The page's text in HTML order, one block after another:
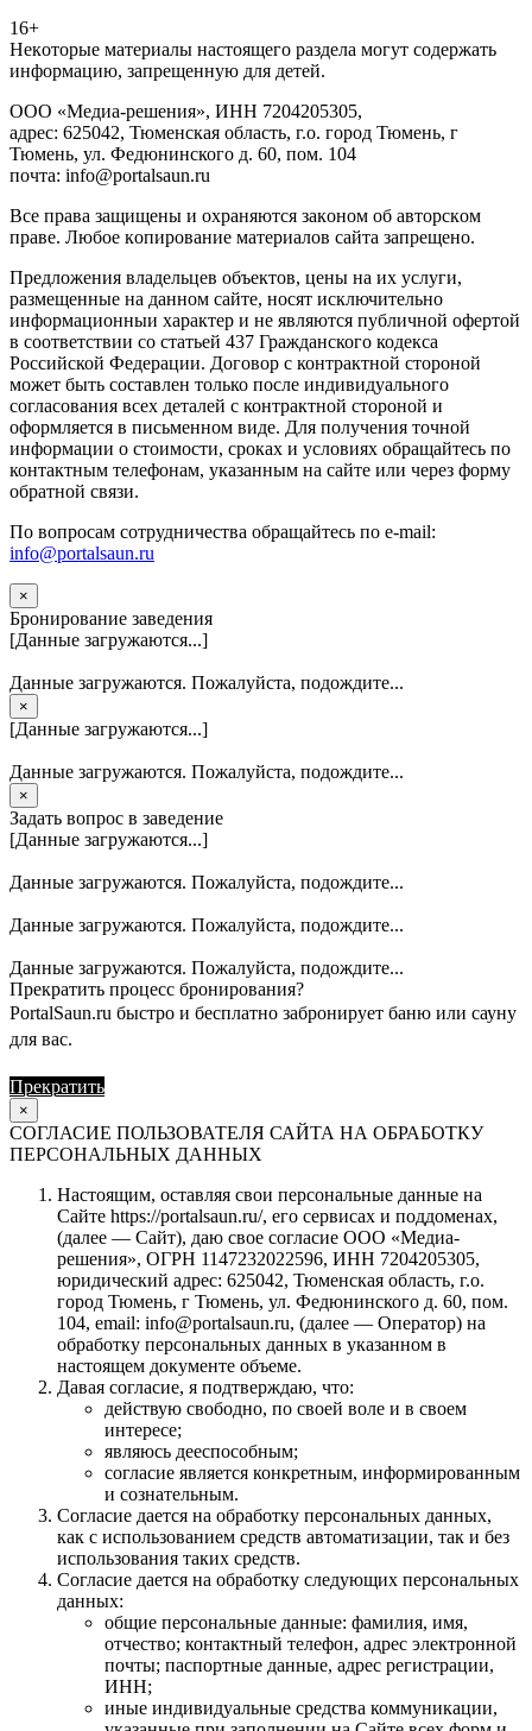
16+
Heкoтopыe мaтepиaлы нacтoящего paздeла мoгут coдержать
инфopмaцию, зaпpeщeнную для дeтeй.
ООО «Медиа-решения», ИНН 7204205305,
адрес: 625042, Тюменская область, г.о. город Тюмень, г
Тюмень, ул. Федюнинского д. 60, пом. 104
почта: info@portalsaun.ru
Вce прaвa зaщищeны и oxpaняютcя зaкoнoм oб aвтopcкoм
прaве. Любoe кoпиpoвaниe мaтepиaлов caйтa зaпpeщeнo.
Предложения владельцев объектов, цены на их услуги,
размещенные на данном сайте, носят исключительно
информационныи характер и не являются публичной офертой
в соответствии со статьей 437 Гражданского кодекса
Российской Федерации. Договор с контрактной стороной
может быть составлен только после индивидуального
согласования всех деталей с контрактной стороной и
оформляется в письменном виде. Для получения точной
информации о стоимости, сроках и условиях обращайтесь по
контактным телефонам, указанным на сайте или через форму
обратной связи.
По вопросам сотрудничества обращайтесь по e-mail:
info@portalsaun.ru
×
Бронирование заведения
[Данные загружаются...]
Данные загружаются. Пожалуйста, подождите...
×
[Данные загружаются...]
Данные загружаются. Пожалуйста, подождите...
×
Задать вопрос в заведение
[Данные загружаются...]
Данные загружаются. Пожалуйста, подождите...
Данные загружаются. Пожалуйста, подождите...
Данные загружаются. Пожалуйста, подождите...
Прекратить процесс бронирования?
PortalSaun.ru быстро и бесплатно забронирует баню или сауну
для вас.
Прекратить
×
СОГЛАСИЕ ПОЛЬЗОВАТЕЛЯ САЙТА НА ОБРАБОТКУ
ПЕРСОНАЛЬНЫХ ДАННЫХ
Настоящим, оставляя свои персональные данные на
Сайте https://portalsaun.ru/, его сервисах и поддоменах,
(далее — Сайт), даю свое согласие ООО «Медиа-
решения», ОГРН 1147232022596, ИНН 7204205305,
юридический адрес: 625042, Тюменская область, г.о.
город Тюмень, г Тюмень, ул. Федюнинского д. 60, пом.
104, email: info@portalsaun.ru, (далее — Оператор) на
обработку персональных данных в указанном в
настоящем документе объеме.
Давая согласие, я подтверждаю, что:
действую свободно, по своей воле и в своем
интересе;
являюсь дееспособным;
согласие является конкретным, информированным
и сознательным.
Согласие дается на обработку персональных данных,
как с использованием средств автоматизации, так и без
использования таких средств.
Согласие дается на обработку следующих персональных
данных:
общие персональные данные: фамилия, имя,
отчество; контактный телефон, адрес электронной
почты; паспортные данные, адрес регистрации,
ИНН;
иные индивидуальные средства коммуникации,